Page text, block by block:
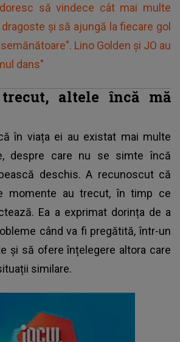
să vindece cât mai multe
și să ajungă la fiecare gol
Lino Golden și JO au
dans"
altele încă mă
în viața ei au existat mai multe
despre care nu se simte încă
deschis. A recunoscut că
momente au trecut, în timp ce
Ea a exprimat dorința de a
când va fi pregătită, într-un
și să ofere înțelegere altora care
similare.